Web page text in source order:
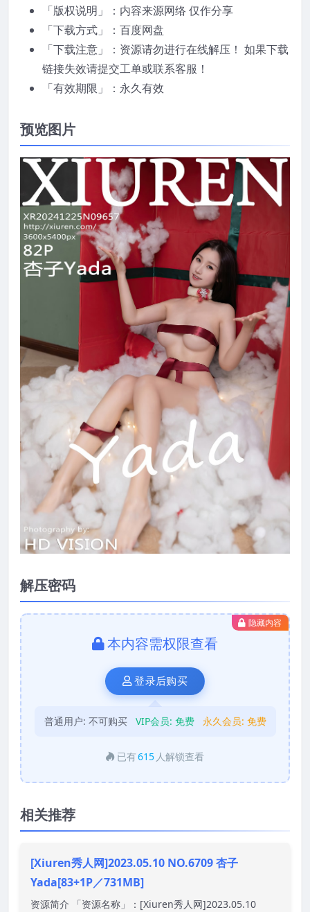
「版权说明」：内容来源网络 仅作分享
「下载方式」：百度网盘
「下载注意」：资源请勿进行在线解压！ 如果下载
链接失效请提交工单或联系客服！
「有效期限」：永久有效
预览图片
解压密码
隐藏内容
本内容需权限查看
登录后购买
普通用户: 不可购买 VIP会员: 免费 永久会员: 免费
已有615 人解锁查看
相关推荐
[Xiuren秀人网]2023.05.10 NO.6709 杏子
Yada[83+1P／731MB]
资源简介 「资源名称」：[Xiuren秀人网]2023.05.10